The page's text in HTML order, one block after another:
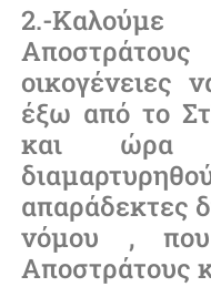
2.-
οικογένειες
έξω από το
και ώρα
απαράδεκτες
νόμου , που
Αποστράτους